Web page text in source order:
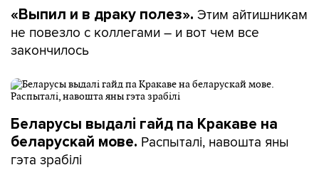
«Выпил и в драку полез». Этим айтишникам
не повезло с коллегами – и вот чем все
закончилось
Беларусы выдалі гайд па Кракаве на
беларускай мове. Распыталі, навошта яны
гэта зрабілі